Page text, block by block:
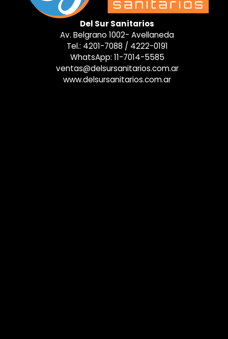
Del Sur Sanitarios
Av. Belgrano 1002- Avellaneda
Tel.: 4201-7088 / 4222-0191
WhatsApp: 11-7014-5585
ventas@delsursanitarios.com.ar
www.delsursanitarios.com.ar